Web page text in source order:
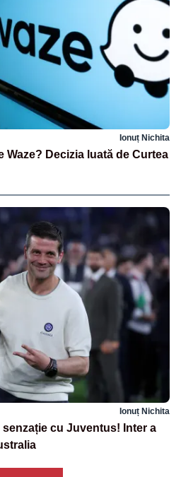
Ionuț Nichita
Waze? Decizia luată de Curtea
Ionuț Nichita
cu Juventus! Inter a